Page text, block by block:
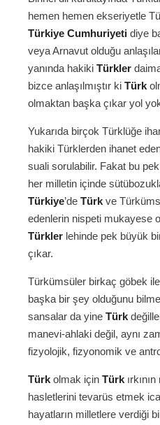
hemen hemen ekseriyetle
Türkiye Cumhuriyeti diye
veya Arnavut olduğu
yanında hakiki Türkler
bizce anlaşılmıştır ki Türk
olmaktan başka çıkar yol
Yukarıda birçok Türklüğe
hakiki Türklerden ihanet
suali sorulabilir. Fakat bu
her milletin içinde
Türkiye’de Türk ve
edenlerin nispeti mukayese
Türkler lehinde pek büyük
çıkar.
Türkümsüler birkaç göbek
başka bir şey olduğunu
sansalar da yine Türk
manevi-ahlaki değil, aynı
fizyolojik, fizyonomik ve
Türk olmak için Türk
hasletlerini tevarüs etmek
hayatların milletlere verdiği